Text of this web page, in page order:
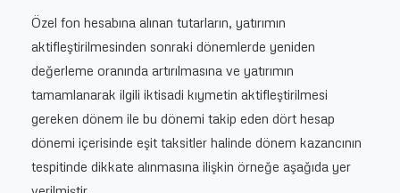
Özel fon hesabına alınan tutarların, yatırımın
aktifleştirilmesinden sonraki dönemlerde yeniden
değerleme oranında artırılmasına ve yatırımın
tamamlanarak ilgili iktisadi kıymetin aktifleştirilmesi
gereken dönem ile bu dönemi takip eden dört hesap
dönemi içerisinde eşit taksitler halinde dönem kazancının
tespitinde dikkate alınmasına ilişkin örneğe aşağıda yer